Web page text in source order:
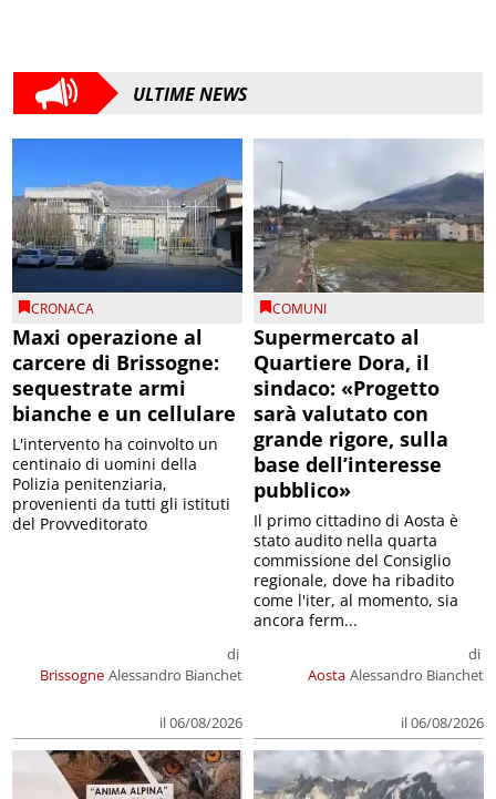
ULTIME NEWS
CRONACA
Maxi operazione al
carcere di Brissogne:
sequestrate armi
bianche e un cellulare
Brissogne
di
Alessandro Bianchet
il 06/08/2026
L'intervento ha coinvolto un
centinaio di uomini della
Polizia penitenziaria,
provenienti da tutti gli istituti
del Provveditorato
COMUNI
Supermercato al
Quartiere Dora, il
sindaco: «Progetto
sarà valutato con
grande rigore, sulla
base dell’interesse
pubblico»
Aosta
di
Alessandro Bianchet
il 06/08/2026
Il primo cittadino di Aosta è
stato audito nella quarta
commissione del Consiglio
regionale, dove ha ribadito
come l'iter, al momento, sia
ancora ferm...